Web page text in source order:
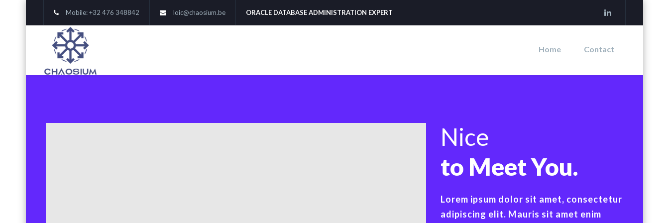
Mobile: +32 476 348842 loic@chaosium.be ORACLE DATABASE ADMINISTRATION EXPERT
Home Contact
Nice
to Meet You.
Lorem ipsum dolor sit amet, consectetur
adipiscing elit. Mauris sit amet enim